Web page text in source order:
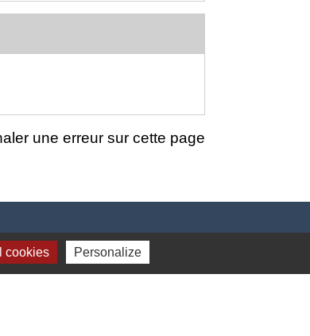
une erreur sur cette page
cookies Personalize